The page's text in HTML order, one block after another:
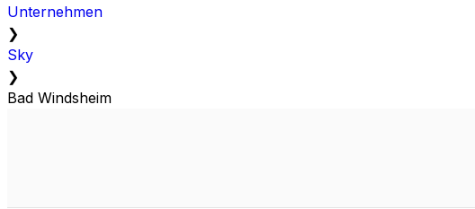
Unternehmen
❯
Sky
❯
Bad Windsheim